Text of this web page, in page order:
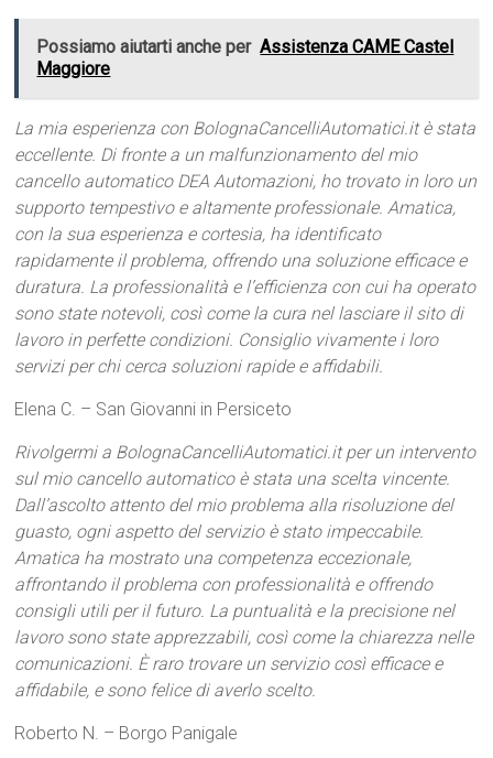
Possiamo aiutarti anche per Assistenza CAME Castel
Maggiore
La mia esperienza con BolognaCancelliAutomatici.it è stata
eccellente. Di fronte a un malfunzionamento del mio
cancello automatico DEA Automazioni, ho trovato in loro un
supporto tempestivo e altamente professionale. Amatica,
con la sua esperienza e cortesia, ha identificato
rapidamente il problema, offrendo una soluzione efficace e
duratura. La professionalità e l’efficienza con cui ha operato
sono state notevoli, così come la cura nel lasciare il sito di
lavoro in perfette condizioni. Consiglio vivamente i loro
servizi per chi cerca soluzioni rapide e affidabili.
Elena C. – San Giovanni in Persiceto
Rivolgermi a BolognaCancelliAutomatici.it per un intervento
sul mio cancello automatico è stata una scelta vincente.
Dall’ascolto attento del mio problema alla risoluzione del
guasto, ogni aspetto del servizio è stato impeccabile.
Amatica ha mostrato una competenza eccezionale,
affrontando il problema con professionalità e offrendo
consigli utili per il futuro. La puntualità e la precisione nel
lavoro sono state apprezzabili, così come la chiarezza nelle
comunicazioni. È raro trovare un servizio così efficace e
affidabile, e sono felice di averlo scelto.
Roberto N. – Borgo Panigale